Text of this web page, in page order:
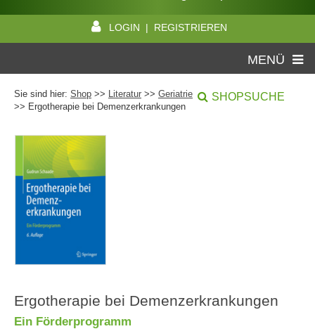
LOGIN | REGISTRIEREN
MENÜ
Sie sind hier: Shop >> Literatur >> Geriatrie
>> Ergotherapie bei Demenzerkrankungen
SHOPSUCHE
Ergotherapie bei Demenzerkrankungen
Ein Förderprogramm